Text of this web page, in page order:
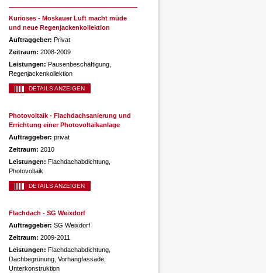
Kurioses - Moskauer Luft macht müde
und neue Regenjackenkollektion
Auftraggeber: Privat
Zeitraum: 2008-2009
Leistungen: Pausenbeschäftigung,
Regenjackenkollektion
DETAILS ANZEIGEN
Photovoltaik - Flachdachsanierung und
Errichtung einer Photovoltaikanlage
Auftraggeber: privat
Zeitraum: 2010
Leistungen: Flachdachabdichtung,
Photovoltaik
DETAILS ANZEIGEN
Flachdach - SG Weixdorf
Auftraggeber: SG Weixdorf
Zeitraum: 2009-2011
Leistungen: Flachdachabdichtung,
Dachbegrünung, Vorhangfassade,
Unterkonstruktion